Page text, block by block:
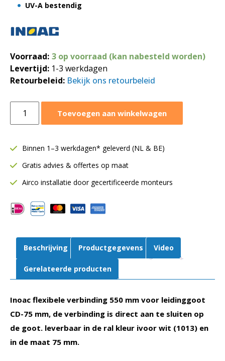
UV-A bestendig
Voorraad: 3 op voorraad (kan nabesteld worden)
Levertijd: 1-3 werkdagen
Retourbeleid: Bekijk ons retourbeleid
flexibele
550
NF-
75
75
mm
Ivoor
aantal
Toevoegen aan winkelwagen
Binnen 1–3 werkdagen* geleverd (NL & BE)
Gratis advies & offertes op maat
Airco installatie door gecertificeerde monteurs
Beschrijving Productgegevens Video
Gerelateerde producten
Inoac flexibele verbinding 550 mm voor leidinggoot
CD-75 mm, de verbinding is direct aan te sluiten op
de goot. leverbaar in de ral kleur ivoor wit (1013) en
in de maat 75 mm.